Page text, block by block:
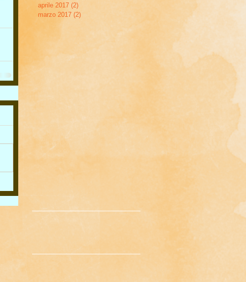
aprile 2017 (2)
marzo 2017 (2)